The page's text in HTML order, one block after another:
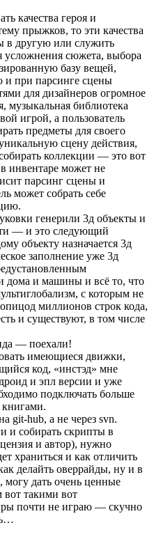
качества героя и
прыжков, то эти качества
в другую или служить
усложнения сюжета, выбора
базу вещей,
и при парсинге сцены
для дизайнеров огромное
музыкальная библиотека
игрой, а пользователь
предметы для своего
сцену действия,
коллекции — это вот
инвентаре может не
парсинг сцены и
может собрать себе
генерили 3д объекты и
— и это следующий
объекту назначается 3д
заполнение уже 3д
дома и машины и всё то, что
с которым не
миллионов строк кода,
и существуют, в том числе
— поехали!
имеющиеся движки,
код, «инстэд» мне
и эпл версии и уже
подключать больше
книгами.
git-hub, а не через svn.
и собирать скрипты в
и автор), нужно
храниться и как отличить
делайть оверрайды, ну и в
дать очень ценные
вот такими вот
почти не играю — скучно